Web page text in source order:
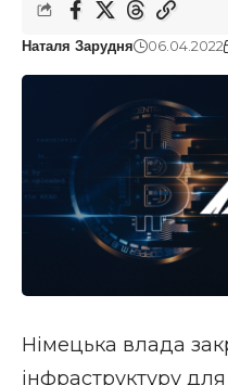
Наталя Зарудня 06.04.2022
Німецька влада
інфраструктуру для